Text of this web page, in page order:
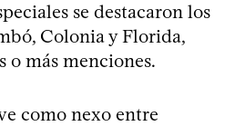
se destacaron los
Colonia y Florida,
más menciones.
como nexo entre